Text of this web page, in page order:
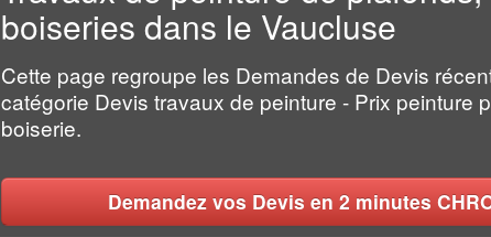
boiseries dans le Vaucluse
Cette page regroupe les Demandes de Devis
catégorie Devis travaux de peinture - Prix peinture
boiserie.
Demandez vos Devis en 2 minutes